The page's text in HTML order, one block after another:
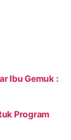
Ibu Gemuk :
Program